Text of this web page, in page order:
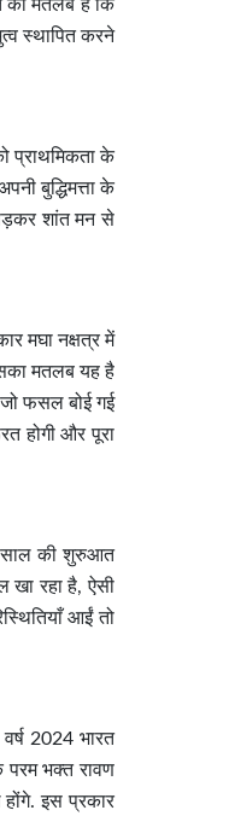
का मतलब है कि
स्थापित करने
प्राथमिकता के
बुद्धिमत्ता के
शांत मन से
मघा नक्षत्र में
मतलब यह है
फसल बोई गई
होगी और पूरा
साल की शुरुआत
खा रहा है, ऐसी
आईं तो
2024 भारत
भक्त रावण
इस प्रकार